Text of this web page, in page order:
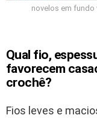
novelos em
Qual fio,
favorecem
crochê?
Fios leves e